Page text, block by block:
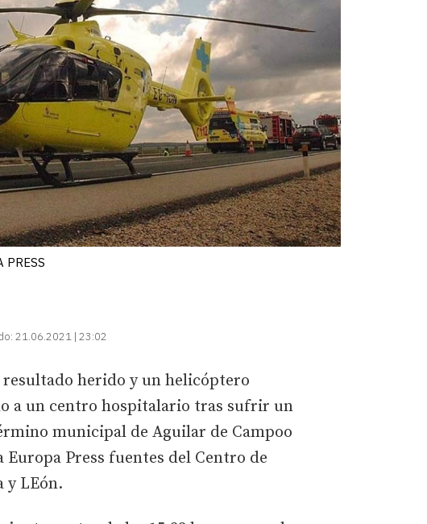
21.06.2021 | 23:02
resultado herido y un helicóptero
a un centro hospitalario tras sufrir un
municipal de Aguilar de Campoo
Press fuentes del Centro de
y LEón.